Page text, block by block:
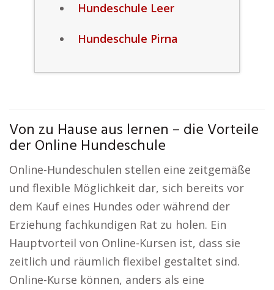
Hundeschule Leer
Hundeschule Pirna
Von zu Hause aus lernen – die Vorteile
der Online Hundeschule
Online-Hundeschulen stellen eine zeitgemäße
und flexible Möglichkeit dar, sich bereits vor
dem Kauf eines Hundes oder während der
Erziehung fachkundigen Rat zu holen. Ein
Hauptvorteil von Online-Kursen ist, dass sie
zeitlich und räumlich flexibel gestaltet sind.
Online-Kurse können, anders als eine